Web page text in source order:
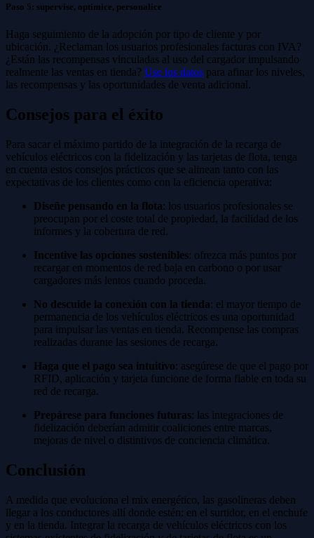
Paso 5: supervise, optimice, personalice
Haga seguimiento de la adopción por tipo de cliente y por
ubicación. ¿Reclaman los usuarios profesionales facturas con IVA?
¿Están las recompensas vinculadas al uso del cargador impulsando
realmente las ventas en tienda? Use los datos para afinar los niveles,
las recompensas y las oportunidades de venta adicional.
Consejos para el éxito
Para sacar el máximo partido de la integración de la recarga de
vehículos eléctricos con la fidelización y las tarjetas de flota, tenga
en cuenta estos consejos prácticos que se alinean tanto con las
expectativas de los clientes como con la eficiencia operativa:
Diseñe pensando en la flota: los usuarios profesionales se
preocupan por el coste total de propiedad, la facilidad de los
informes y la cobertura de red.
Incentive las opciones sostenibles: ofrezca más puntos por
recargar en momentos de red baja en carbono o por usar
cargadores más lentos cuando proceda.
No descuide la conexión con la tienda: el mayor tiempo de
permanencia de los vehículos eléctricos es una oportunidad
para impulsar las ventas en tienda. Recompense las compras
realizadas durante las sesiones de recarga.
Haga que el pago sea intuitivo: asegúrese de que el pago por
RFID, aplicación y tarjeta funcione de forma fiable en toda su
red de recarga.
Prepárese para funciones futuras: las integraciones de
fidelización deberían admitir coaliciones entre marcas,
mejoras de nivel o distintivos de conciencia climática.
Conclusión
A medida que evoluciona el mix energético, las gasolineras deben
llegar a los conductores allí donde estén: en el surtidor, en el enchufe
y en la tienda. Integrar la recarga de vehículos eléctricos con los